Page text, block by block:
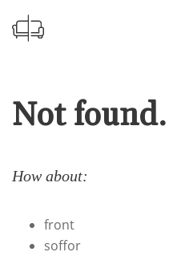
Not found.
How about:
front
soffor